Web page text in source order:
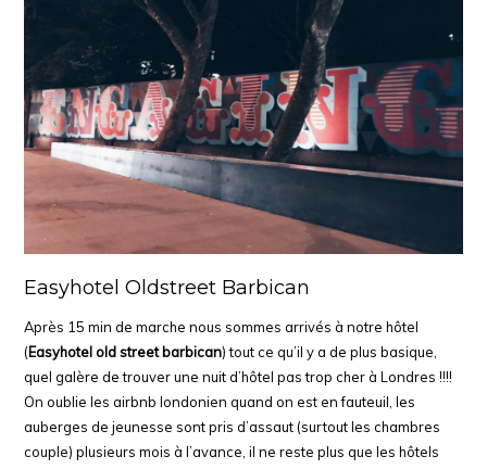
Easyhotel Oldstreet Barbican
Après 15 min de marche nous sommes arrivés à notre hôtel
(Easyhotel old street barbican) tout ce qu’il y a de plus basique,
quel galère de trouver une nuit d’hôtel pas trop cher à Londres !!!!
On oublie les airbnb londonien quand on est en fauteuil, les
auberges de jeunesse sont pris d’assaut (surtout les chambres
couple) plusieurs mois à l’avance, il ne reste plus que les hôtels